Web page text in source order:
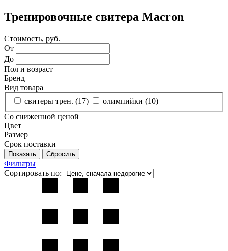
Тренировочные свитера Macron
Стоимость, руб.
От
До
Пол и возраст
Бренд
Вид товара
свитеры трен. (17) олимпийки (10)
Со сниженной ценой
Цвет
Размер
Срок поставки
Фильтры
Сортировать по: